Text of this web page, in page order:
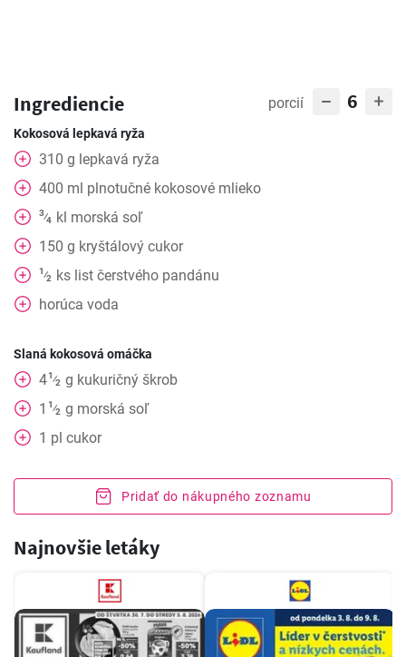
Ingrediencie porcií 6
Kokosová lepkavá ryža
310 g lepkavá ryža
400 ml plnotučné kokosové mlieko
3⁄4 kl morská soľ
150 g kryštálový cukor
1⁄2 ks list čerstvého pandánu
horúca voda
Slaná kokosová omáčka
41⁄2 g kukuričný škrob
1 1⁄2 g morská soľ
1 pl cukor
Pridať do nákupného zoznamu
Najnovšie letáky